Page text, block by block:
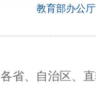
教育部办公
各省、自治区、